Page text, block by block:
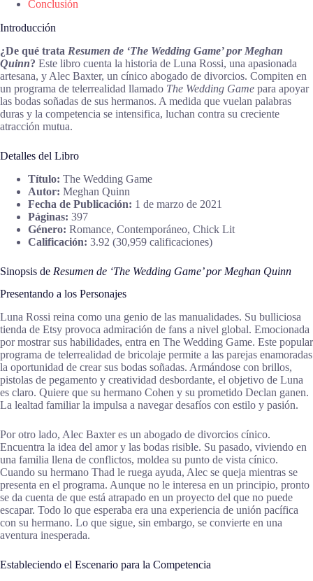
Conclusión
Introducción
¿De qué trata Resumen de ‘The Wedding Game’ por Meghan
Quinn? Este libro cuenta la historia de Luna Rossi, una apasionada
artesana, y Alec Baxter, un cínico abogado de divorcios. Compiten en
un programa de telerrealidad llamado The Wedding Game para apoyar
las bodas soñadas de sus hermanos. A medida que vuelan palabras
duras y la competencia se intensifica, luchan contra su creciente
atracción mutua.
Detalles del Libro
Título: The Wedding Game
Autor: Meghan Quinn
Fecha de Publicación: 1 de marzo de 2021
Páginas: 397
Género: Romance, Contemporáneo, Chick Lit
Calificación: 3.92 (30,959 calificaciones)
Sinopsis de Resumen de ‘The Wedding Game’ por Meghan Quinn
Presentando a los Personajes
Luna Rossi reina como una genio de las manualidades. Su bulliciosa
tienda de Etsy provoca admiración de fans a nivel global. Emocionada
por mostrar sus habilidades, entra en The Wedding Game. Este popular
programa de telerrealidad de bricolaje permite a las parejas enamoradas
la oportunidad de crear sus bodas soñadas. Armándose con brillos,
pistolas de pegamento y creatividad desbordante, el objetivo de Luna
es claro. Quiere que su hermano Cohen y su prometido Declan ganen.
La lealtad familiar la impulsa a navegar desafíos con estilo y pasión.
Por otro lado, Alec Baxter es un abogado de divorcios cínico.
Encuentra la idea del amor y las bodas risible. Su pasado, viviendo en
una familia llena de conflictos, moldea su punto de vista cínico.
Cuando su hermano Thad le ruega ayuda, Alec se queja mientras se
presenta en el programa. Aunque no le interesa en un principio, pronto
se da cuenta de que está atrapado en un proyecto del que no puede
escapar. Todo lo que esperaba era una experiencia de unión pacífica
con su hermano. Lo que sigue, sin embargo, se convierte en una
aventura inesperada.
Estableciendo el Escenario para la Competencia